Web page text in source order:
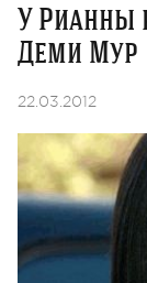
У
Деми Мур
22.03.2012